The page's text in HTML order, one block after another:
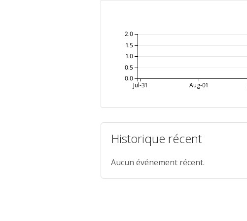
Jul-31 Aug-01
0.0
0.5
1.0
1.5
2.0
Historique récent
Aucun événement récent.